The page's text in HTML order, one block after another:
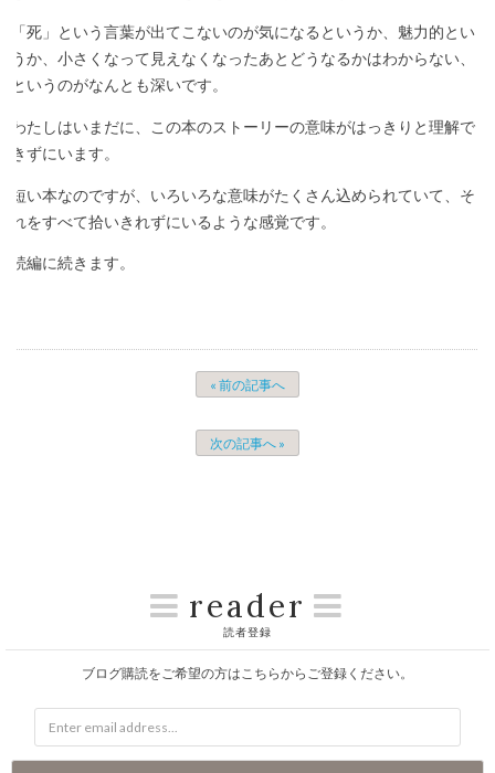
「死」という言葉が出てこないのが気になるというか、魅力的とい
うか、小さくなって見えなくなったあとどうなるかはわからない、
というのがなんとも深いです。
わたしはいまだに、この本のストーリーの意味がはっきりと理解で
きずにいます。
短い本なのですが、いろいろな意味がたくさん込められていて、そ
れをすべて拾いきれずにいるような感覚です。
続編に続きます。
« 前の記事へ
次の記事へ »
reader
読者登録
ブログ購読をご希望の方はこちらからご登録ください。